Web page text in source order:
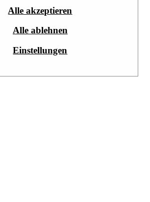
Alle akzeptieren
Alle ablehnen
Einstellungen